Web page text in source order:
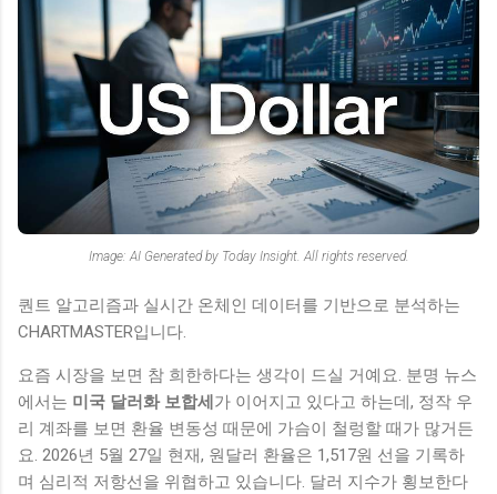
Image: AI Generated by Today Insight. All rights reserved.
퀀트 알고리즘과 실시간 온체인 데이터를 기반으로 분석하는
CHARTMASTER입니다.
요즘 시장을 보면 참 희한하다는 생각이 드실 거예요. 분명 뉴스
에서는 미국 달러화 보합세 가 이어지고 있다고 하는데, 정작 우
리 계좌를 보면 환율 변동성 때문에 가슴이 철렁할 때가 많거든
요. 2026년 5월 27일 현재, 원달러 환율은 1,517원 선을 기록하
며 심리적 저항선을 위협하고 있습니다. 달러 지수가 횡보한다